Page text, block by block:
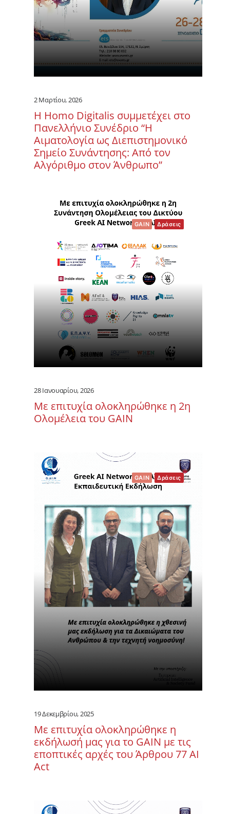
2 Μαρτίου, 2026
Η Homo Digitalis συμμετέχει στο
Πανελλήνιο Συνέδριο “Η
Αιματολογία ως Διεπιστημονικό
Σημείο Συνάντησης: Από τον
Αλγόριθμο στον Άνθρωπο”
GAIN Δράσεις
28 Ιανουαρίου, 2026
Με επιτυχία ολοκληρώθηκε η 2η
Ολομέλεια του GAIN
GAIN Δράσεις
19 Δεκεμβρίου, 2025
Με επιτυχία ολοκληρώθηκε η
εκδήλωσή μας για το GAIN με τις
εποπτικές αρχές του Άρθρου 77 ΑΙ
Act